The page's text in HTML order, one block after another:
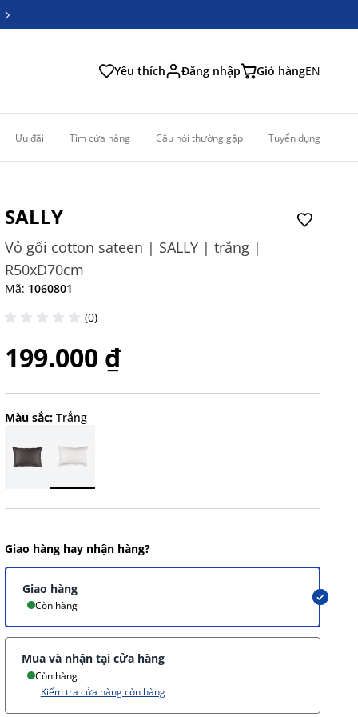
Yêu thích Đăng nhập Giỏ hàngEN
Ưu đãi Tìm cửa hàng Câu hỏi thường gặp Tuyển dụng
SALLY
Vỏ gối cotton sateen | SALLY | trắng |
R50xD70cm
Mã: 1060801
(0)
199.000 ₫
Màu sắc: Trắng
Giao hàng hay nhận hàng?
Giao hàng
Còn hàng
Mua và nhận tại cửa hàng
Còn hàng
Kiểm tra cửa hàng còn hàng